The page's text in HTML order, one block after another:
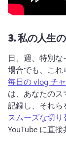
3.私の人生
日、週、特別
場合でも、これ
毎日の vlog チ
は、あなたの
記録し、それら
スムーズな切り
YouTube に直接